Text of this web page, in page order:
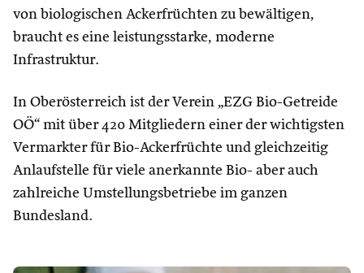
von biologischen Ackerfrüchten zu bewältigen,
braucht es eine leistungsstarke, moderne
Infrastruktur.
In Oberösterreich ist der Verein „EZG Bio-Getreide
OÖ“ mit über 420 Mitgliedern einer der wichtigsten
Vermarkter für Bio-Ackerfrüchte und gleichzeitig
Anlaufstelle für viele anerkannte Bio- aber auch
zahlreiche Umstellungsbetriebe im ganzen
Bundesland.